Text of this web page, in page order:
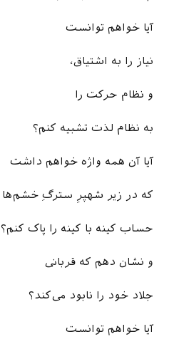
آیا خواهم توانست
نیاز را به اشتیاق،
و نظام حرکت را
به نظام لذت تشبیه کنم؟
آیا آن همه واژه خواهم داشت
که در زیر شهپرِ سترگِ خشم‌ها
حساب کینه با کینه را پاک کنم؟
و نشان دهم که قربانی
جلاد خود را نابود می‌کند؟
آیا خواهم توانست